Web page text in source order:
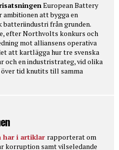
European Battery
ambitionen att bygga en
från grunden.
efter Northvolts konkurs och
mot alliansens operativa
att kartlägga hur tre svenska
och en industristrateg, vid olika
tid knutits till samma
har i artiklar rapporterat om
korruption samt vilseledande